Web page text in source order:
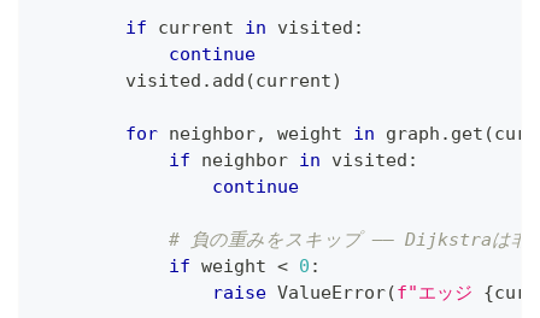
if current in visited :
continue
        visited
. add (current)
for neighbor, weight in graph . get (
if neighbor in visited :
continue
# 負の重みをスキップ —— Dijkstraは非
if weight < 0 :
raise ValueError(f"エッジ {